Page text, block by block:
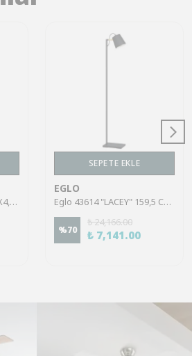
Eglo 75321 "ALAMEDA" 1X4,5W Çelik Nikel Mat Sıva Üstü Spot
SEPETE EKLE
EGLO
Eglo 43614 "LACEY" 159,5 Cm Yüksekliğinde Çelik, Ahşap Köşe Lambası Lambader
%70
₺ 24,166.00
₺ 7,141.00